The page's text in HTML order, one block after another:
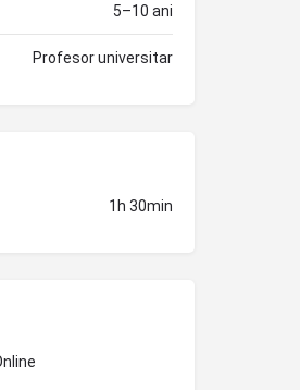
5–10 ani
Profesor universitar
1h 30min